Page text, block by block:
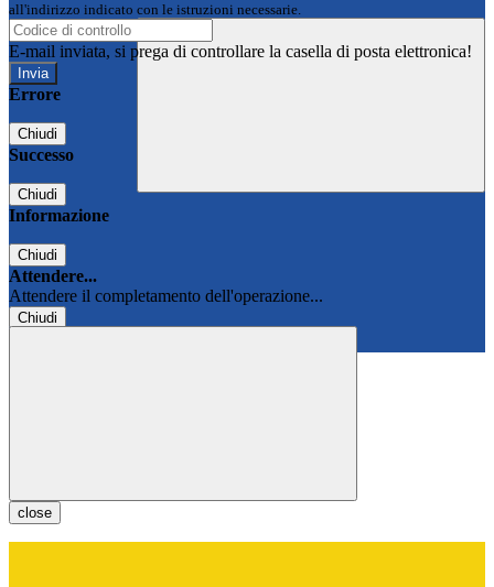
all'indirizzo indicato con le istruzioni necessarie.
E-mail inviata, si prega di controllare la casella di posta elettronica!
Errore
Chiudi
Successo
Chiudi
Informazione
Chiudi
Attendere...
Attendere il completamento dell'operazione...
Chiudi
close